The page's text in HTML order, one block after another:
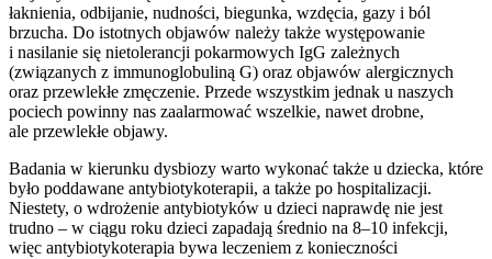
łaknienia, odbijanie, nudności, biegunka, wzdęcia, gazy i ból
brzucha. Do istotnych objawów należy także występowanie
i nasilanie się nietolerancji pokarmowych IgG zależnych
(związanych z immunoglobuliną G) oraz objawów alergicznych
oraz przewlekłe zmęczenie. Przede wszystkim jednak u naszych
pociech powinny nas zaalarmować wszelkie, nawet drobne,
ale przewlekłe objawy.
Badania w kierunku dysbiozy warto wykonać także u dziecka, które
było poddawane antybiotykoterapii, a także po hospitalizacji.
Niestety, o wdrożenie antybiotyków u dzieci naprawdę nie jest
trudno – w ciągu roku dzieci zapadają średnio na 8–10 infekcji,
więc antybiotykoterapia bywa leczeniem z konieczności